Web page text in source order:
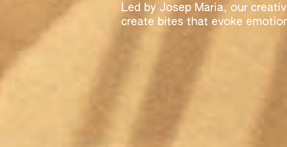
Led by Josep Maria, our
create bites that evoke